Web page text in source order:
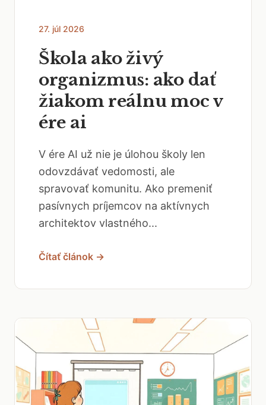
27. júl 2026
Škola ako živý
organizmus: ako dať
žiakom reálnu moc v
ére ai
V ére AI už nie je úlohou školy len
odovzdávať vedomosti, ale
spravovať komunitu. Ako premeniť
pasívnych príjemcov na aktívnych
architektov vlastného...
Čítať článok →